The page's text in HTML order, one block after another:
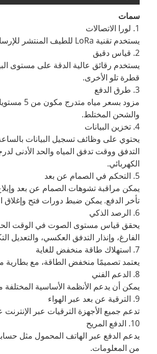
سمات
1. لورا الاتصالات
يستخدم تقنية LoRa للطيف المنتشر للإرسال اللاسلكي مع نقل إشارة طويل المدى واختراق ومستقر.
2. قياس دقيق
يستخدم رقائق عالية الدقة على مستوى
قطرة تلو الأخرى.
3. طرق الدفع
مزود
والشحن المختلط.
4. تخزين البيانات
يحتوي على وظائف تسجيل البيانات
التدفق ووقت تدفق المياه والحد الأدنى
الكهربائي.
5. التحكم في الصمام عن بعد
يمكن مراقبة تشوهات الصمام عن بعد
تأخر الدفع. يمكن ضبط دورات فتح وإغلاق
6. الرصد الذكي
يحقق قياس مستوى الصوت في الوقت
الفارغ، وإنذار التدفق العكسي،
7. استهلاك طاقة منخفض للغاية
يعتمد تصميمًا منخفض الطاقة، مع بطارية
8. الدعم الفني
يمكن أن يدعم الأنظمة الأساسية
9. الترقية عن بعد عبر الهواء
تدعم جميع الأجهزة الترقيات عبر
10. الدفع المريح
من المعلومات.